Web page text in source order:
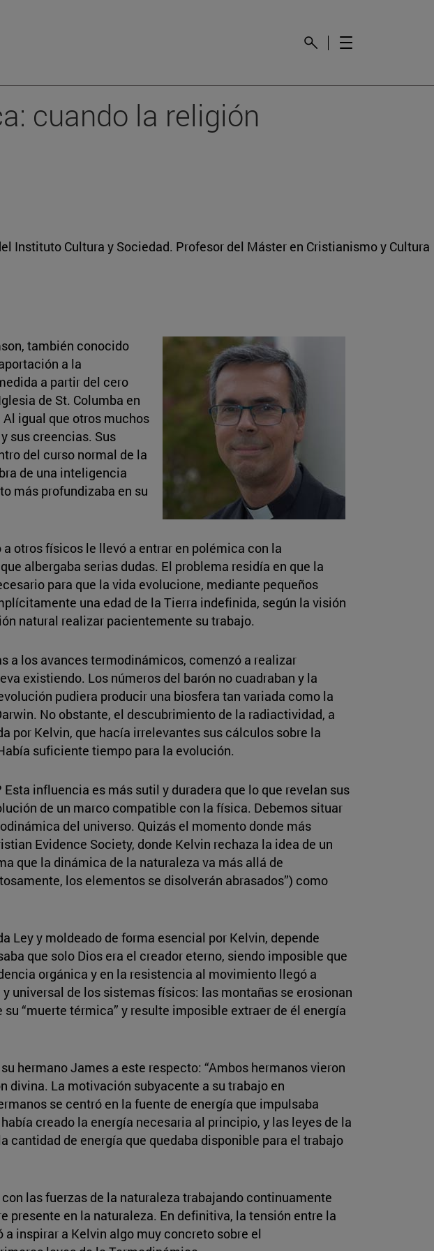
cuando la religión
Instituto Cultura y Sociedad. Profesor del Máster en Cristianismo y Cultura
también conocido
a la
a partir del cero
de St. Columba en
igual que otros muchos
sus creencias. Sus
del curso normal de la
de una inteligencia
más profundizaba en su
otros físicos le llevó a entrar en polémica con la
albergaba serias dudas. El problema residía en que la
para que la vida evolucione, mediante pequeños
una edad de la Tierra indefinida, según la visión
natural realizar pacientemente su trabajo.
a los avances termodinámicos, comenzó a realizar
existiendo. Los números del barón no cuadraban y la
pudiera producir una biosfera tan variada como la
No obstante, el descubrimiento de la radiactividad, a
por Kelvin, que hacía irrelevantes sus cálculos sobre la
suficiente tiempo para la evolución.
influencia es más sutil y duradera que lo que revelan sus
de un marco compatible con la física. Debemos situar
del universo. Quizás el momento donde más
Evidence Society, donde Kelvin rechaza la idea de un
que la dinámica de la naturaleza va más allá de
los elementos se disolverán abrasados”) como
Ley y moldeado de forma esencial por Kelvin, depende
que solo Dios era el creador eterno, siendo imposible que
orgánica y en la resistencia al movimiento llegó a
universal de los sistemas físicos: las montañas se erosionan
“muerte térmica” y resulte imposible extraer de él energía
hermano James a este respecto: “Ambos hermanos vieron
divina. La motivación subyacente a su trabajo en
se centró en la fuente de energía que impulsaba
creado la energía necesaria al principio, y las leyes de la
de energía que quedaba disponible para el trabajo
las fuerzas de la naturaleza trabajando continuamente
en la naturaleza. En definitiva, la tensión entre la
inspirar a Kelvin algo muy concreto sobre el